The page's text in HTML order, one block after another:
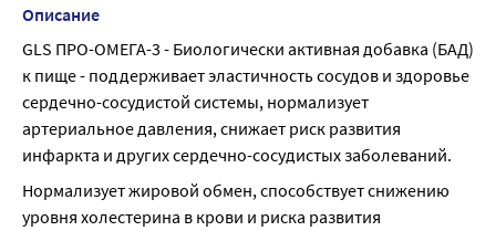
Описание
GLS ПРО-ОМЕГА-3 - Биологически активная добавка (БАД)
к пище - поддерживает эластичность сосудов и здоровье
сердечно-сосудистой системы, нормализует
артериальное давления, снижает риск развития
инфаркта и других сердечно-сосудистых заболеваний.
Нормализует жировой обмен, способствует снижению
уровня холестерина в крови и риска развития